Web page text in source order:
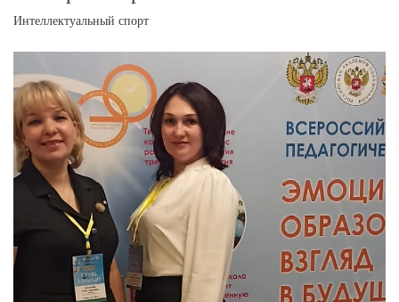
Интеллектуальный спорт